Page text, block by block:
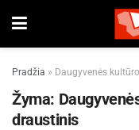
Pradžia » Daugyvenės
Žyma:
draustinis